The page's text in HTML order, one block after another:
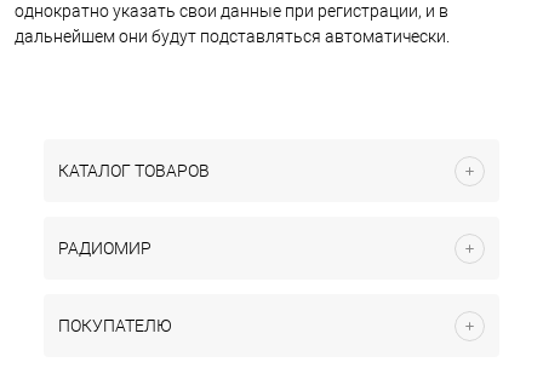
однократно указать свои данные при регистрации, и в
дальнейшем они будут подставляться автоматически.
КАТАЛОГ ТОВАРОВ
РАДИОМИР
ПОКУПАТЕЛЮ